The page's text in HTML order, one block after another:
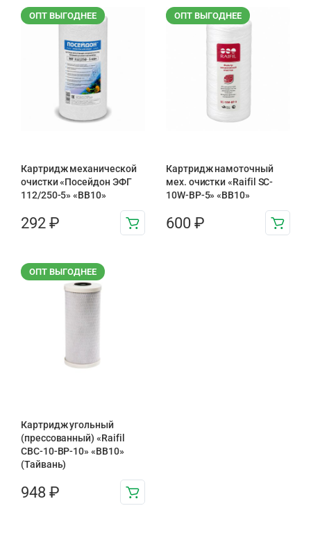
ОПТ ВЫГОДНЕЕ
Картридж механической
очистки «Посейдон ЭФГ
112/250-5» «ВВ10»
292 ₽
ОПТ ВЫГОДНЕЕ
Картридж намоточный
мех. очистки «Raifil SC-
10W-BP-5» «BB10»
600 ₽
ОПТ ВЫГОДНЕЕ
Картридж угольный
(прессованный) «Raifil
CBC-10-BP-10» «BB10»
(Тайвань)
948 ₽